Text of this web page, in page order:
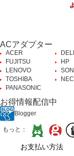
ACアダプター
ACER
FUJITSU
HP
LENOVO
TOSHIBA
NEC
PANASONIC
お得情報配信中
Blogger
もっと：
お支払い方法